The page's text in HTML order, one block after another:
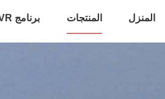
المنزل المنتجات برنامج VR